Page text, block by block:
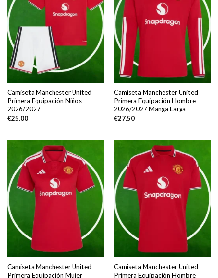
Camiseta Manchester United
Primera Equipación Niños
2026/2027
€25.00
Camiseta Manchester United
Primera Equipación Hombre
2026/2027 Manga Larga
€27.50
Camiseta Manchester United
Primera Equipación Mujer
Camiseta Manchester United
Primera Equipación Hombre